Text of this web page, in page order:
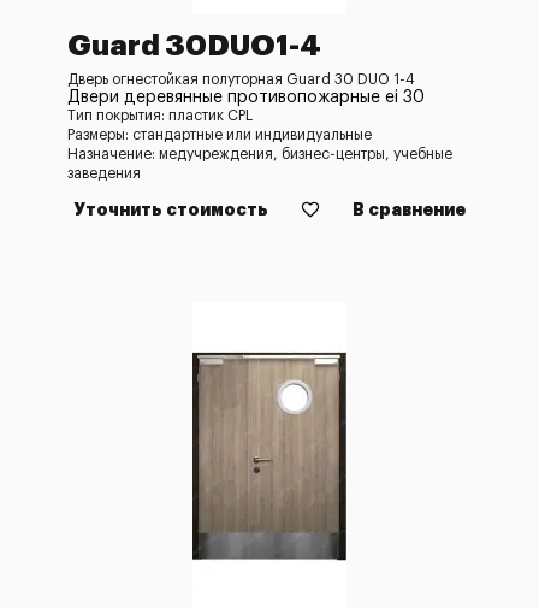
Guard 30DUO1-4
Дверь огнестойкая полуторная Guard 30 DUO 1-4
Двери деревянные противопожарные ei 30
Тип покрытия: пластик CPL
Размеры: стандартные или индивидуальные
Назначение: медучреждения, бизнес-центры, учебные
заведения
Уточнить стоимость В сравнение